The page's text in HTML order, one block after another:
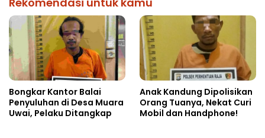
Bongkar Kantor Balai
Penyuluhan di Desa Muara
Uwai, Pelaku Ditangkap
Anak Kandung Dipolisikan
Orang Tuanya, Nekat Curi
Mobil dan Handphone!